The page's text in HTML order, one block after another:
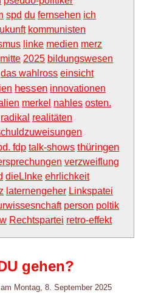
spd du fernsehen ich
kommunisten
linke medien merz
mitte 2025 bildungswesen
das wahlross einsicht
hessen innovationen
merkel nahles osten.
radikal realitäten
fdp talk-shows thüringen
verzweiflung
dieLInke ehrlichkeit
laternengeher Linkspatei
person poltik
Rechtspartei retro-effekt
gehen?
am Montag, 8. September 2025